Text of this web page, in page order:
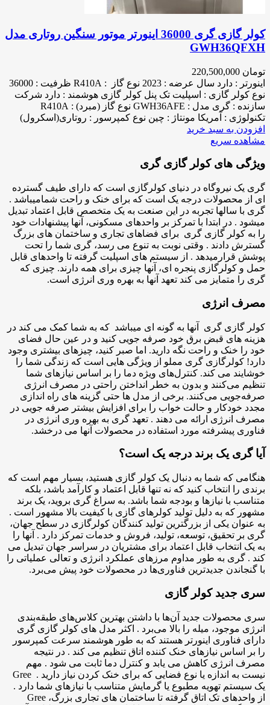
کولر گازی گری 36000 اینورتر موتور سنگین روتاری مدل
GWH36QFXH
تومان
اینورتر : دارد سال عرضه : 2023 نوع گاز : R410A ظرفیت : 36000
نوع کولر گازی : اسپلیت تک پنل کولر گازی هوشمند : دارد شرکت
سازنده : گری مدل : GWH36AFE نوع گاز (مبرد) : R410A
تکنولوژی : آمریکا مونتاژ : چین نوع کمپرسور : روتاری(اسکرول)
افزودن به سبد خرید
مشاهده سریع
ویژگی های کولر گازی گری
گری یک نیروگاه در دنیای کولرگازی است که دارای طیف گسترده
ای از محصولات درجه یک است که برای خنک و راحت شمامیباشد .
گری با سالها تجربه در این صنعت به یک متخصص قابل اعتماد تبدیل
میشود . در ابتدا با تمرکز بر واحدهای مسکونی، آنها پیشنهادات خود
را به کولر گازی گری برای فضاهای تجاری و ساختمان های بزرگ
گسترش دادند . وقتی نوبت به تنوع می رسد، گری شما را تحت
پوشش قرارمیدهد . از سیستم های اسپلیت گرفته تا واحدهای قابل
حمل و کولرگازی پنجره ای، آنها چیزی برای همه دارند. چیزی که
گری را متمایز می کند تعهد آنها به بهره وری انرژی است.
مصرف انرژی
کولر گازی گری آنها به گونه ای میباشد که به شما کمک می کند در
هزینه های قبض برق خود صرفه جویی کنید و در عین حال فضای
خود را خنک و راحت نگه دارید. اما صبر کنید، چیزهای بیشتری وجود
دارد! کولرگازی گری مملو از ویژگی هایی است که زندگی شما را
خوشایند می کند. کنترل‌های ویژه دما را بر اساس نیازهای شما
تنظیم می‌کنند و بدون به خطر انداختن راحتی در مصرف انرژی
صرفه‌جویی می‌کنند. برخی از مدل ها حتی گزینه های راه اندازی
مجدد خودکار و حالت خواب را برای افزایش بیشتر صرفه جویی در
مصرف انرژی ارائه می دهند . تعهد گری به بهره وری انرژی در
فناوری پیشرفته مورد استفاده در محصولات آنها می درخشد.
آیا گری یک برند درجه یک است؟
هنگامی که شما به دنبال یک کولر گازی هستید، بسیار مهم است که
برندی را انتخاب کنید که نه تنها قابل اعتماد و کارآمد باشد، بلکه
متناسب با نیازها و بودجه شما باشد. به سراغ گری بروید، یک برند
مشهور که به دلیل تولید کولرهای گازی با کیفیت بالا مشهور است .
به عنوان یکی از بزرگترین تولید کنندگان کولرگازی در سطح جهان،
گری بر تحقیق، توسعه، تولید، فروش و خدمات تمرکز دارد . آنها را
به یک انتخاب قابل اعتماد برای مشتریان در سراسر جهان تبدیل می
کند . گری به طور مداوم مرزهای عملکرد انرژی و تعالی عملیاتی را
با گنجاندن جدیدترین فناوری‌ها در محصولات خود پیش می‌برد.
سری جدید کولر گازی
سری محصولات جدید آن‌ها با داشتن بهترین کلاس‌های طبقه‌بندی
انرژی موجود، میله را بالا می‌برد . اکثر مدل های کولر گازی گری
دارای فناوری اینورتر هستند که به طور هوشمند سرعت کمپرسور
را بر اساس نیازهای خنک کننده اتاق تنظیم می کند . در نتیجه
مصرف انرژی کاهش می یابد و کنترل دما ثابت می شود . مهم
نیست به اندازه یا نوع فضایی که برای خنک کردن نیاز دارید . Gree
یک سیستم تهویه مطبوع یا گرمایش متناسب با نیازهای شما دارد .
از واحدهای تک اتاق گرفته تا ساختمان های تجاری بزرگ، Gree